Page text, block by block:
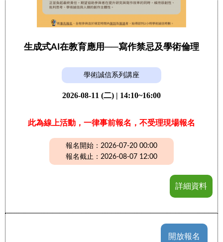
生成式AI在教育應用──寫作禁忌及學術倫理
學術誠信系列講座
2026-08-11 (二) | 14:10~16:00
此為線上活動，一律事前報名，不受理現場報名
報名開始：2026-07-20 00:00
報名截止：2026-08-07 12:00
詳細資料
開放報名